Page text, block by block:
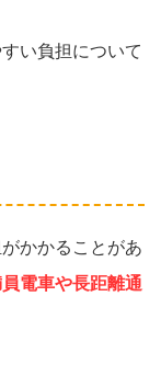
い負担について
かかることがあ
電車や長距離通